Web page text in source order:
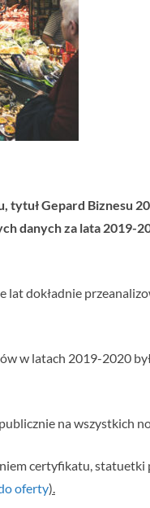
tytuł Gepard Biznesu
danych za lata 2019-
lat dokładnie
w latach 2019-2020
na wszystkich
certyfikatu, statuetki
oferty).